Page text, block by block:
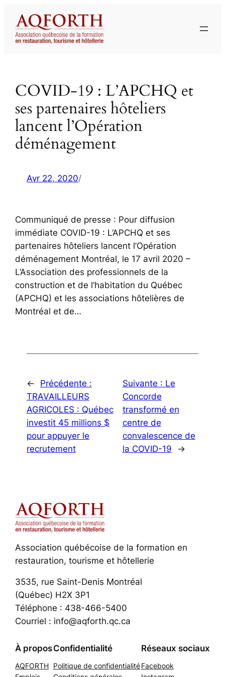
contenu
COVID-19 : L’APCHQ et
ses partenaires hôteliers
lancent l’Opération
déménagement
Avr 22, 2020/
Communiqué de presse : Pour diffusion
immédiate COVID-19 : L’APCHQ et ses
partenaires hôteliers lancent l’Opération
déménagement Montréal, le 17 avril 2020 –
L’Association des professionnels de la
construction et de l’habitation du Québec
(APCHQ) et les associations hôtelières de
Montréal et de…
←
Précédente :
TRAVAILLEURS
AGRICOLES : Québec
investit 45 millions $
pour appuyer le
recrutement
Suivante : Le
Concorde
transformé en
centre de
convalescence de
la COVID-19
→
Association québécoise de la formation en
restauration, tourisme et hôtellerie
3535, rue Saint-Denis Montréal
(Québec) H2X 3P1
Téléphone : 438-466-5400
Courriel : info@aqforth.qc.ca
À propos
AQFORTH
Confidentialité
Politique de confidentialité
Réseaux sociaux
Facebook